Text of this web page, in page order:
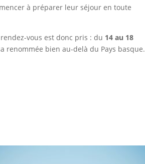
à préparer leur séjour en toute
vous est donc pris : du 14 au 18
renommée bien au-delà du Pays basque.